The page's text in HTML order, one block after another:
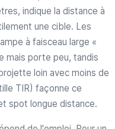
indique la distance à
une cible. Les
à faisceau large «
mais porte peu, tandis
loin avec moins de
TIR) façonne ce
spot longue distance.